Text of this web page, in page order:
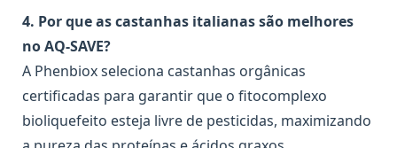
4. Por que as castanhas italianas são melhores
no AQ-SAVE?
A Phenbiox seleciona castanhas orgânicas
certificadas para garantir que o fitocomplexo
bioliquefeito esteja livre de pesticidas, maximizando